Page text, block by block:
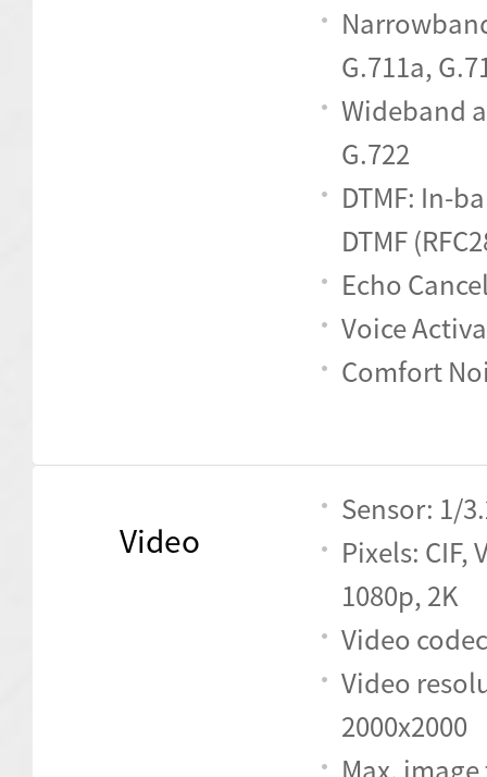
G.711a,
Wideband
G.722
DTMF: In-
DTMF
Echo
Voice
Comfort
Video
Sensor: 1/
Pixels: CIF,
1080p, 2K
Video
Video
2000x2000
Max.